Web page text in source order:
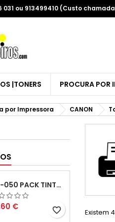
031 ou 913499410 (Custo
|TONERS PROCURA POR
por Impressora CANON
PFI-050 PACK TINTAS COMPATIVEIS
€ favorite_border Existem